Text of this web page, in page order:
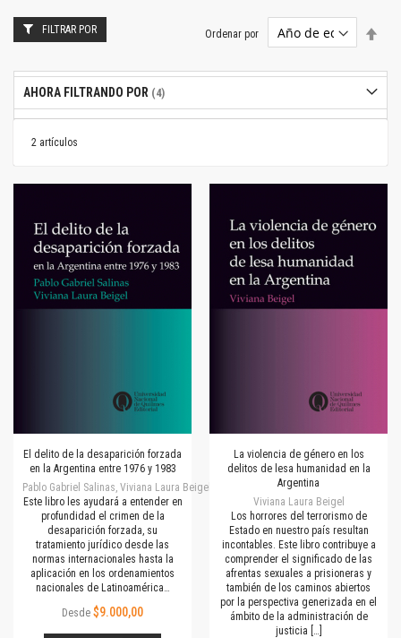
2 artículos
Ordenar por
El delito de la desaparición forzada
en la Argentina entre 1976 y 1983
Pablo Gabriel Salinas, Viviana Laura Beigel
Este libro les ayudará a entender en
profundidad el crimen de la
desaparición forzada, su
tratamiento jurídico desde las
normas internacionales hasta la
aplicación en los ordenamientos
nacionales de Latinoamérica…
Desde $9.000,00
La violencia de género en los
delitos de lesa humanidad en la
Argentina
Viviana Laura Beigel
Los horrores del terrorismo de
Estado en nuestro país resultan
incontables. Este libro contribuye a
comprender el significado de las
afrentas sexuales a prisioneras y
también de los caminos abiertos
por la perspectiva generizada en el
ámbito de la administración de
justicia […]
FILTRAR POR
AHORA FILTRANDO POR